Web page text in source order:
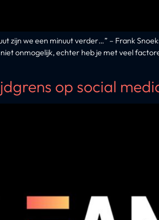
zijn we een minuut verder…” – Frank
onmogelijk, echter heb je met veel
op social